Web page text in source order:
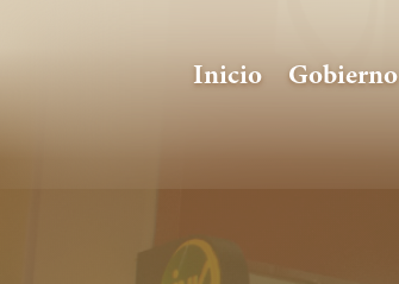
Inicio Gobierno